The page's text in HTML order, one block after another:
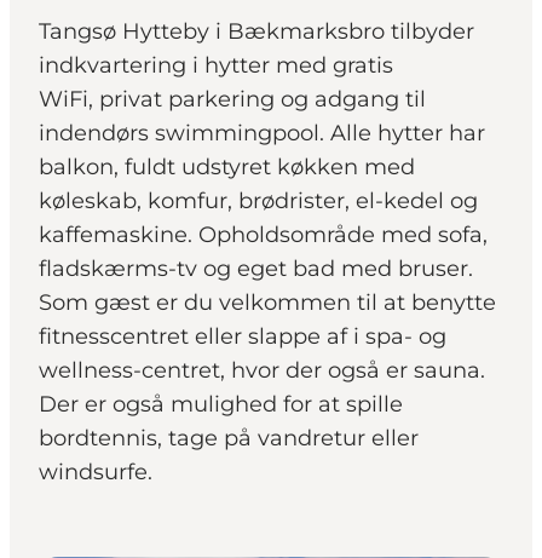
Aktiviteter
Overnatting
Planlegg reisen
Tangsø Hytteby i Bækmarksbro tilbyder
indkvartering i hytter med gratis
WiFi, privat parkering og adgang til
indendørs swimmingpool. Alle hytter har
balkon, fuldt udstyret køkken med
køleskab, komfur, brødrister, el-kedel og
kaffemaskine. Opholdsområde med sofa,
fladskærms-tv og eget bad med bruser.
Som gæst er du velkommen til at benytte
fitnesscentret eller slappe af i spa- og
wellness-centret, hvor der også er sauna.
Der er også mulighed for at spille
bordtennis, tage på vandretur eller
windsurfe.